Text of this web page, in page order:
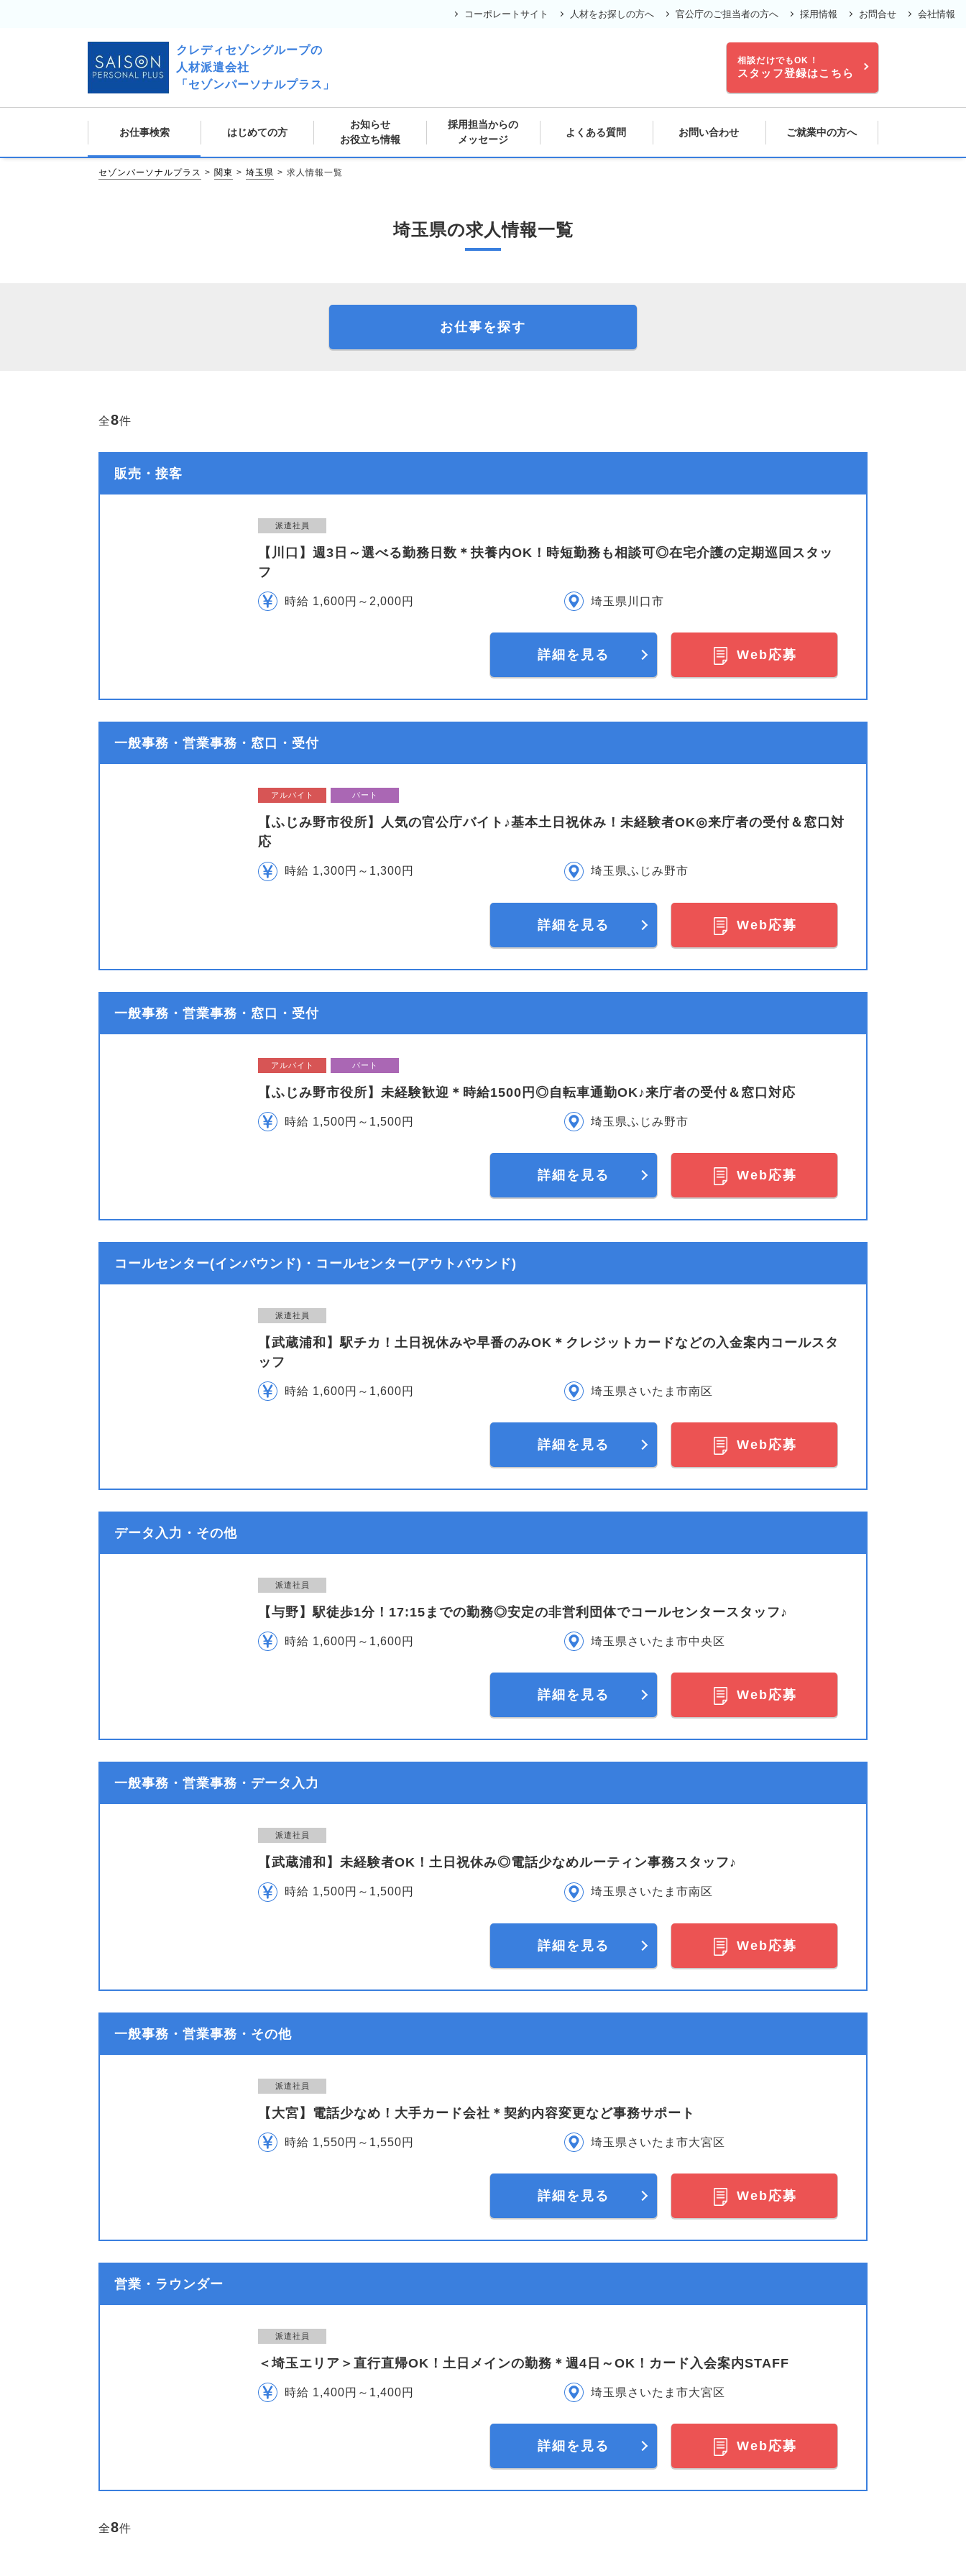
コーポレートサイト 人材をお探しの方へ 官公庁のご担当者の方へ 採用情報 お問合せ 会社情報
クレディセゾングループの
人材派遣会社
「セゾンパーソナルプラス」
相談だけでもOK！
スタッフ登録はこちら
お仕事検索 はじめての方
お知らせ
お役立ち情報
採用担当からの
メッセージ
よくある質問 お問い合わせ ご就業中の方へ
セゾンパーソナルプラス 関東 埼玉県 求人情報一覧
埼玉県の求人情報一覧
お仕事を探す
全8件
販売・接客
派遣社員
【川口】週3日～選べる勤務日数＊扶養内OK！時短勤務も相談可◎在宅介護の定期巡回スタッ
フ
時給 1,600円～2,000円 埼玉県川口市
詳細を見る Web応募
一般事務・営業事務・窓口・受付
アルバイト パート
【ふじみ野市役所】人気の官公庁バイト♪基本土日祝休み！未経験者OK◎来庁者の受付＆窓口対
応
時給 1,300円～1,300円 埼玉県ふじみ野市
詳細を見る Web応募
一般事務・営業事務・窓口・受付
アルバイト パート
【ふじみ野市役所】未経験歓迎＊時給1500円◎自転車通勤OK♪来庁者の受付＆窓口対応
時給 1,500円～1,500円 埼玉県ふじみ野市
詳細を見る Web応募
コールセンター(インバウンド)・コールセンター(アウトバウンド)
派遣社員
【武蔵浦和】駅チカ！土日祝休みや早番のみOK＊クレジットカードなどの入金案内コールスタ
ッフ
時給 1,600円～1,600円 埼玉県さいたま市南区
詳細を見る Web応募
データ入力・その他
派遣社員
【与野】駅徒歩1分！17:15までの勤務◎安定の非営利団体でコールセンタースタッフ♪
時給 1,600円～1,600円 埼玉県さいたま市中央区
詳細を見る Web応募
一般事務・営業事務・データ入力
派遣社員
【武蔵浦和】未経験者OK！土日祝休み◎電話少なめルーティン事務スタッフ♪
時給 1,500円～1,500円 埼玉県さいたま市南区
詳細を見る Web応募
一般事務・営業事務・その他
派遣社員
【大宮】電話少なめ！大手カード会社＊契約内容変更など事務サポート
時給 1,550円～1,550円 埼玉県さいたま市大宮区
詳細を見る Web応募
営業・ラウンダー
派遣社員
＜埼玉エリア＞直行直帰OK！土日メインの勤務＊週4日～OK！カード入会案内STAFF
時給 1,400円～1,400円 埼玉県さいたま市大宮区
詳細を見る Web応募
全8件